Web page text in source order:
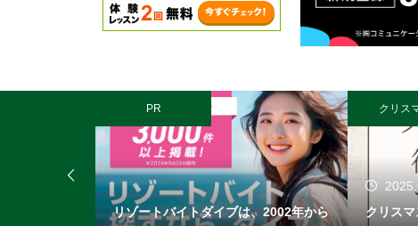
PR
リゾートバイトダイブは、2002年から
クリス
クリス